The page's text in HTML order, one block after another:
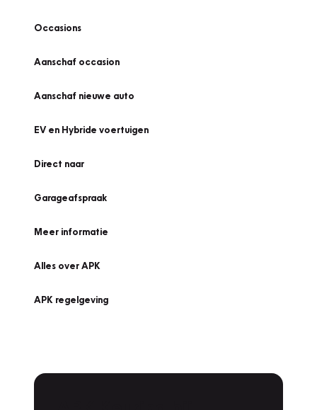
Occasions
Aanschaf occasion
Aanschaf nieuwe auto
EV en Hybride voertuigen
Direct naar
Garageafspraak
Meer informatie
Alles over APK
APK regelgeving